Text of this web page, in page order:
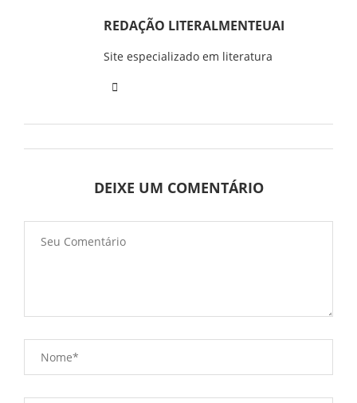
REDAÇÃO LITERALMENTEUAI
Site especializado em literatura
DEIXE UM COMENTÁRIO